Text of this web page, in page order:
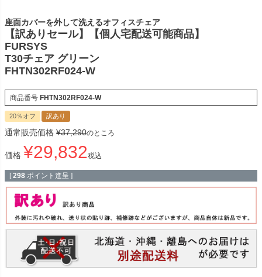
座面カバーを外して洗えるオフィスチェア
【訳ありセール】【個人宅配送可能商品】
FURSYS
T30チェア グリーン
FHTN302RF024-W
商品番号 FHTN302RF024-W
20％オフ 訳あり
通常販売価格 ¥37,290のところ
価格 ¥29,832税込
[ 298 ポイント進呈 ]